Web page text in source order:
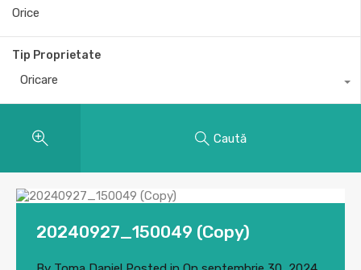
Tip Proprietate
Oricare
Caută
20240927_150049 (Copy)